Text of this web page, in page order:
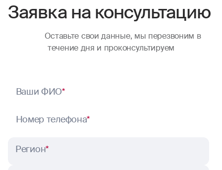
Заявка на консультацию
Оставьте свои данные, мы перезвоним в
течение дня и проконсультируем
Ваши ФИО*
Номер телефона*
Регион*